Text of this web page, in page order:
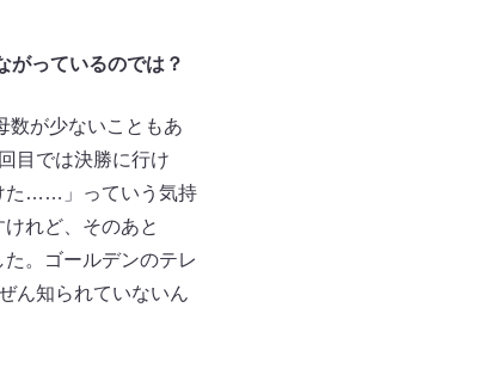
っているのでは？
が少ないこともあ
目では決勝に行け
た……」っていう気持
れど、そのあと
。ゴールデンのテレ
ん知られていないん